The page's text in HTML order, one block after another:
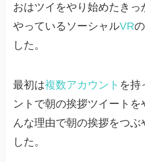
おはツイをやり始めたきっ
やっているソーシャルVR
した。
最初は複数アカウント を持
ントで朝の挨拶ツイート
んな理由で朝の挨拶をつぶ
した。